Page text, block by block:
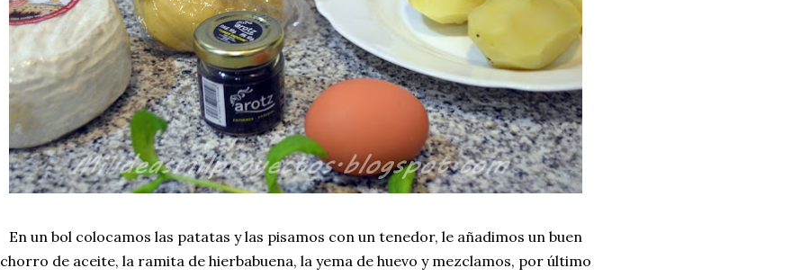
En un bol colocamos las patatas y las pisamos con un tenedor, le añadimos un buen
chorro de aceite, la ramita de hierbabuena, la yema de huevo y mezclamos, por último